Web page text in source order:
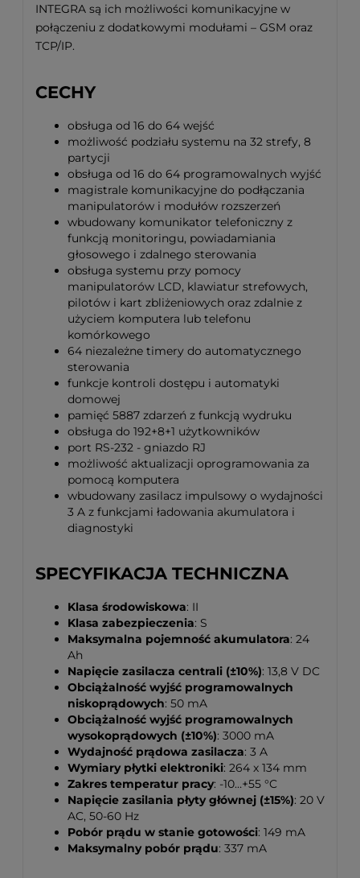
INTEGRA są ich możliwości komunikacyjne w
połączeniu z dodatkowymi modułami – GSM oraz
TCP/IP.
CECHY
obsługa od 16 do 64 wejść
możliwość podziału systemu na 32 strefy, 8
partycji
obsługa od 16 do 64 programowalnych wyjść
magistrale komunikacyjne do podłączania
manipulatorów i modułów rozszerzeń
wbudowany komunikator telefoniczny z
funkcją monitoringu, powiadamiania
głosowego i zdalnego sterowania
obsługa systemu przy pomocy
manipulatorów LCD, klawiatur strefowych,
pilotów i kart zbliżeniowych oraz zdalnie z
użyciem komputera lub telefonu
komórkowego
64 niezależne timery do automatycznego
sterowania
funkcje kontroli dostępu i automatyki
domowej
pamięć 5887 zdarzeń z funkcją wydruku
obsługa do 192+8+1 użytkowników
port RS-232 - gniazdo RJ
możliwość aktualizacji oprogramowania za
pomocą komputera
wbudowany zasilacz impulsowy o wydajności
3 A z funkcjami ładowania akumulatora i
diagnostyki
SPECYFIKACJA TECHNICZNA
Klasa środowiskowa: II
Klasa zabezpieczenia: S
Maksymalna pojemność akumulatora: 24
Ah
Napięcie zasilacza centrali (±10%): 13,8 V DC
Obciążalność wyjść programowalnych
niskoprądowych: 50 mA
Obciążalność wyjść programowalnych
wysokoprądowych (±10%): 3000 mA
Wydajność prądowa zasilacza: 3 A
Wymiary płytki elektroniki: 264 x 134 mm
Zakres temperatur pracy: -10…+55 °C
Napięcie zasilania płyty głównej (±15%): 20 V
AC, 50-60 Hz
Pobór prądu w stanie gotowości: 149 mA
Maksymalny pobór prądu: 337 mA